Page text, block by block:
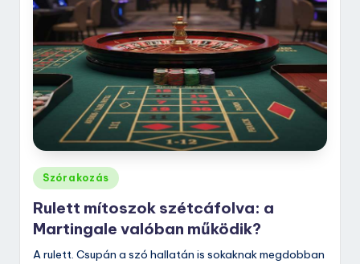
Posted
in
Szórakozás
Rulett mítoszok szétcáfolva: a
Martingale valóban működik?
A rulett. Csupán a szó hallatán is sokaknak megdobban